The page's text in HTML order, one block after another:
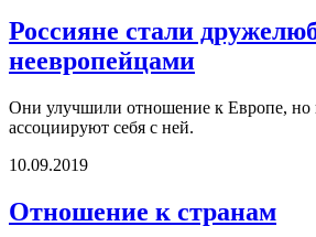
Россияне стали
неевропейцами
Они улучшили отношение к Европе, но
ассоциируют себя с ней.
10.09.2019
Отношение к странам